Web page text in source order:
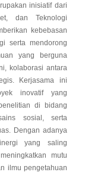
inisiatif dari
dan Teknologi
kebebasan
serta mendorong
yang berguna
kolaborasi antara
Kerjasama ini
inovatif yang
di bidang
sosial, serta
Dengan adanya
yang saling
mutu
ilmu pengetahuan